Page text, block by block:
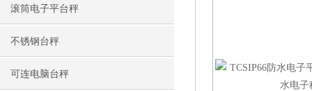
滚筒电子平台秤
不锈钢台秤
可连电脑台秤